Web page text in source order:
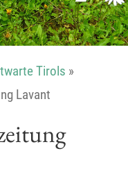
Tirols »
Lavant